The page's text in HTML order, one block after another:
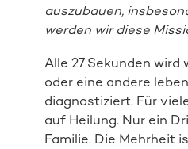
auszubauen,
werden wir diese
Alle 27 Sekunden
oder eine andere
diagnostiziert. Für
auf Heilung. Nur ein
Familie. Die Mehrheit